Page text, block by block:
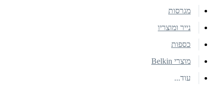
מגרסות
נייר ומוצריו
כספות
מוצרי Belkin
עוד...